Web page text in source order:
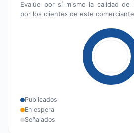
Evalúe por sí mismo la calidad de
por los clientes de este
Publicados
En espera
Señalados